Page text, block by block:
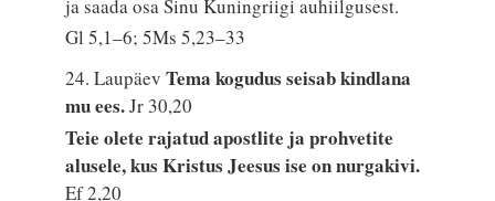
ja saada osa Sinu Kuningriigi auhiilgusest.
Gl 5,1–6; 5Ms 5,23–33
24. LaupäevTema kogudus seisab kindlana
mu ees.Jr 30,20
Teie olete rajatud apostlite ja prohvetite
alusele, kus Kristus Jeesus ise on nurgakivi.
Ef 2,20